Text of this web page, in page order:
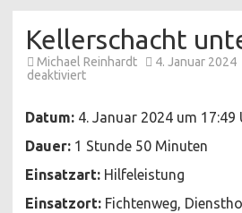
Kellerschacht
Michael Reinhardt 4. Januar 2024
deaktiviertfür
Wasser
Datum: 4. Januar 2024 um 17:49
Dauer: 1 Stunde 50 Minuten
Einsatzart: Hilfeleistung
Einsatzort: Fichtenweg,